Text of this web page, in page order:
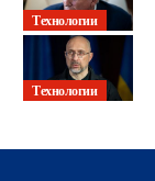
Технологии
Технологии